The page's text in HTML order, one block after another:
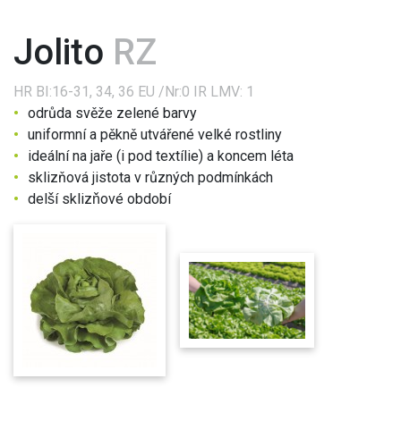
Jolito RZ
HR BI:16-31, 34, 36 EU /Nr:0 IR LMV: 1
odrůda svěže zelené barvy
uniformní a pěkně utvářené velké rostliny
ideální na jaře (i pod textílie) a koncem léta
sklizňová jistota v různých podmínkách
delší sklizňové období